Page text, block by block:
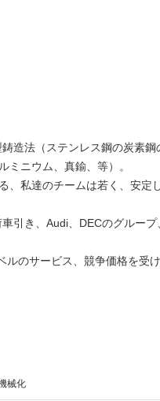
造法（ステンレス鋼の炭素鋼
ニウム、真鍮、等）。
、私達のチームは若く、安定
引き、Audi、DECのグループ
のサービス、競争価格を受
械化